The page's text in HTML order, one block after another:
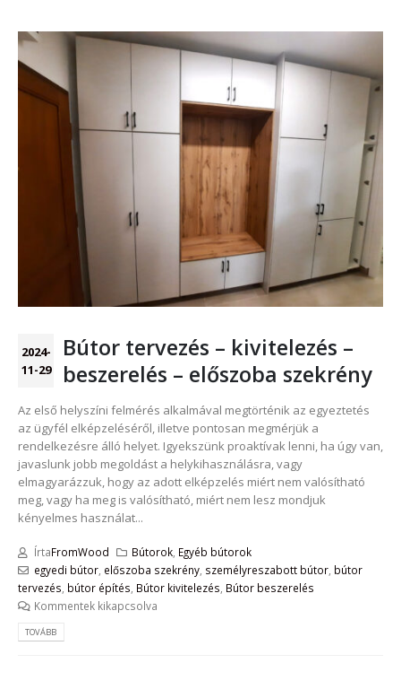
2024-
11-29
Bútor tervezés – kivitelezés –
beszerelés – előszoba szekrény
Az első helyszíni felmérés alkalmával megtörténik az egyeztetés
az ügyfél elképzeléséről, illetve pontosan megmérjük a
rendelkezésre álló helyet. Igyekszünk proaktívak lenni, ha úgy van,
javaslunk jobb megoldást a helykihasználásra, vagy
elmagyarázzuk, hogy az adott elképzelés miért nem valósítható
meg, vagy ha meg is valósítható, miért nem lesz mondjuk
kényelmes használat...
ÍrtaFromWood Bútorok Egyéb bútorok
egyedi bútor, előszoba szekrény, személyreszabott bútor, bútor
tervezés bútor építés Bútor kivitelezés Bútor beszerelés
Kommentek kikapcsolva
TOVÁBB